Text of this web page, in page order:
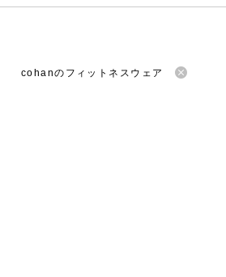
cohanのフィットネスウェア